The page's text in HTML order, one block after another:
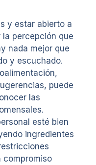
y estar abierto a
percepción que
nada mejor que
y escuchado.
puede
las
esté bien
ingredientes
compromiso